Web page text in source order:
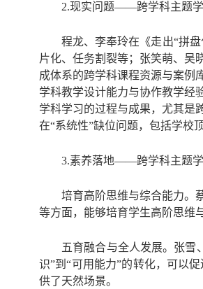
2.现实问题——跨学科主题学
程龙、李奉玲在《走出“拼
片化、任务割裂等；张笑萌、吴
成体系的跨学科课程资源与案例
学科教学设计能力与协作教学经
学科学习的过程与成果，尤其是
在“系统性”缺位问题，包括学校
3.素养落地——跨学科主题学
培育高阶思维与综合能力。
等方面，能够培育学生高阶思维
五育融合与全人发展。张雪
识”到“可用能力”的转化，可以
供了天然场景。